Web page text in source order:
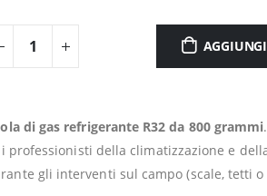
di gas refrigerante R32 da 800 grammi
professionisti della climatizzazione e
gli interventi sul campo (scale, tetti